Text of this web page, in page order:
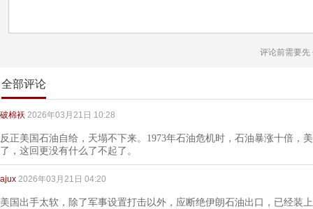
评论前需要先
全部评论
破棉袄 2026年03月21日 10:28
反正美国石油自给，天塌不下来。1973年石油危机时，石油暴涨十倍，
了，这回更没有什么了不起了。
ajux 2026年03月21日 04:20
美国出手太软，除了军事设置打击以外，应断绝伊朗石油出口，已经装